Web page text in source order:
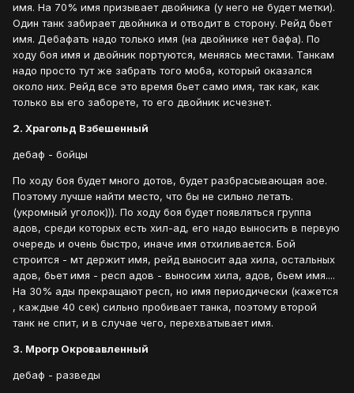
имя. На 70% имя призывает двойника (у него не будет метки).
Один танк забирает двойника и отводит в сторону. Рейд бьет
имя. Дебафать надо только имя (на двойнике нет бафа). По
ходу боя имя и двойник портуются, меняясь местами. Танкам
надо просто тут же забрать того моба, который оказался
около них. Рейд все это время бьет само имя, так как, как
только вы его заборете, то его двойник исчезнет.
2. Храгольд Взбешенный
дебаф - бойцы
По ходу боя будет много дотов, будет разбрасывающая аое.
Поэтому лучше найти место, что бы не сильно летать.
(укромный уголок))). По ходу боя будет появляться группа
адов, среди которых есть хил-ад, его надо выносить в первую
очередь и очень быстро, иначе имя отхиливается. Бой
строится - мт держит имя, рейд выносит ада хила, остальных
адов, бьет имя - респ адов - выносим хила, адов, бьем имя....
На 30% ады прекращают респ, но имя периодически (кажется
, каждые 40 сек) сильно пробивает танка, поэтому второй
танк не спит, и в случае чего, перехватывает имя.
3. Мрогр Окровавленный
дебаф - разведы